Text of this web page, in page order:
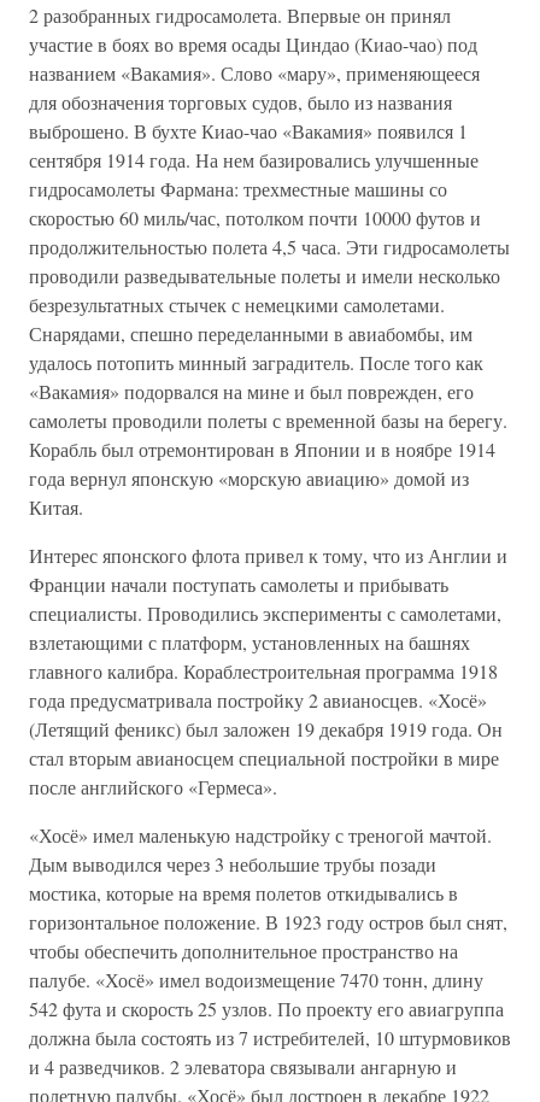
2 разобранных гидросамолета. Впервые он принял
участие в боях во время осады Циндао (Киао-чао) под
названием «Вакамия». Слово «мару», применяющееся
для обозначения торговых судов, было из названия
выброшено. В бухте Киао-чао «Вакамия» появился 1
сентября 1914 года. На нем базировались улучшенные
гидросамолеты Фармана: трехместные машины со
скоростью 60 миль/час, потолком почти 10000 футов и
продолжительностью полета 4,5 часа. Эти гидросамолеты
проводили разведывательные полеты и имели несколько
безрезультатных стычек с немецкими самолетами.
Снарядами, спешно переделанными в авиабомбы, им
удалось потопить минный заградитель. После того как
«Вакамия» подорвался на мине и был поврежден, его
самолеты проводили полеты с временной базы на берегу.
Корабль был отремонтирован в Японии и в ноябре 1914
года вернул японскую «морскую авиацию» домой из
Китая.
Интерес японского флота привел к тому, что из Англии и
Франции начали поступать самолеты и прибывать
специалисты. Проводились эксперименты с самолетами,
взлетающими с платформ, установленных на башнях
главного калибра. Кораблестроительная программа 1918
года предусматривала постройку 2 авианосцев. «Хосё»
(Летящий феникс) был заложен 19 декабря 1919 года. Он
стал вторым авианосцем специальной постройки в мире
после английского «Гермеса».
«Хосё» имел маленькую надстройку с треногой мачтой.
Дым выводился через 3 небольшие трубы позади
мостика, которые на время полетов откидывались в
горизонтальное положение. В 1923 году остров был снят,
чтобы обеспечить дополнительное пространство на
палубе. «Хосё» имел водоизмещение 7470 тонн, длину
542 фута и скорость 25 узлов. По проекту его авиагруппа
должна была состоять из 7 истребителей, 10 штурмовиков
и 4 разведчиков. 2 элеватора связывали ангарную и
полетную палубы. «Хосё» был достроен в декабре 1922